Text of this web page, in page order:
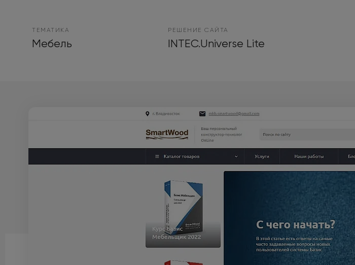
ТЕМАТИКА
Мебель
РЕШЕНИЕ САЙТА
INTEC.Universe Lite